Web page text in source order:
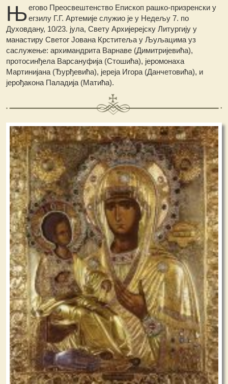
Његово Преосвештенство Епископ рашко-призренски у
егзилу Г.Г. Артемије служио је у Недељу 7. по
Духовдану, 10/23. јула, Свету Архијерејску Литургију у
манастиру Светог Јована Крститеља у Љуљацима уз
саслужење: архимандрита Варнаве (Димитријевића),
протосинђела Варсануфија (Стошића), јеромонаха
Мартинијана (Ђурђевића), јереја Игора (Данчетовића), и
јерођакона Паладија (Матића).